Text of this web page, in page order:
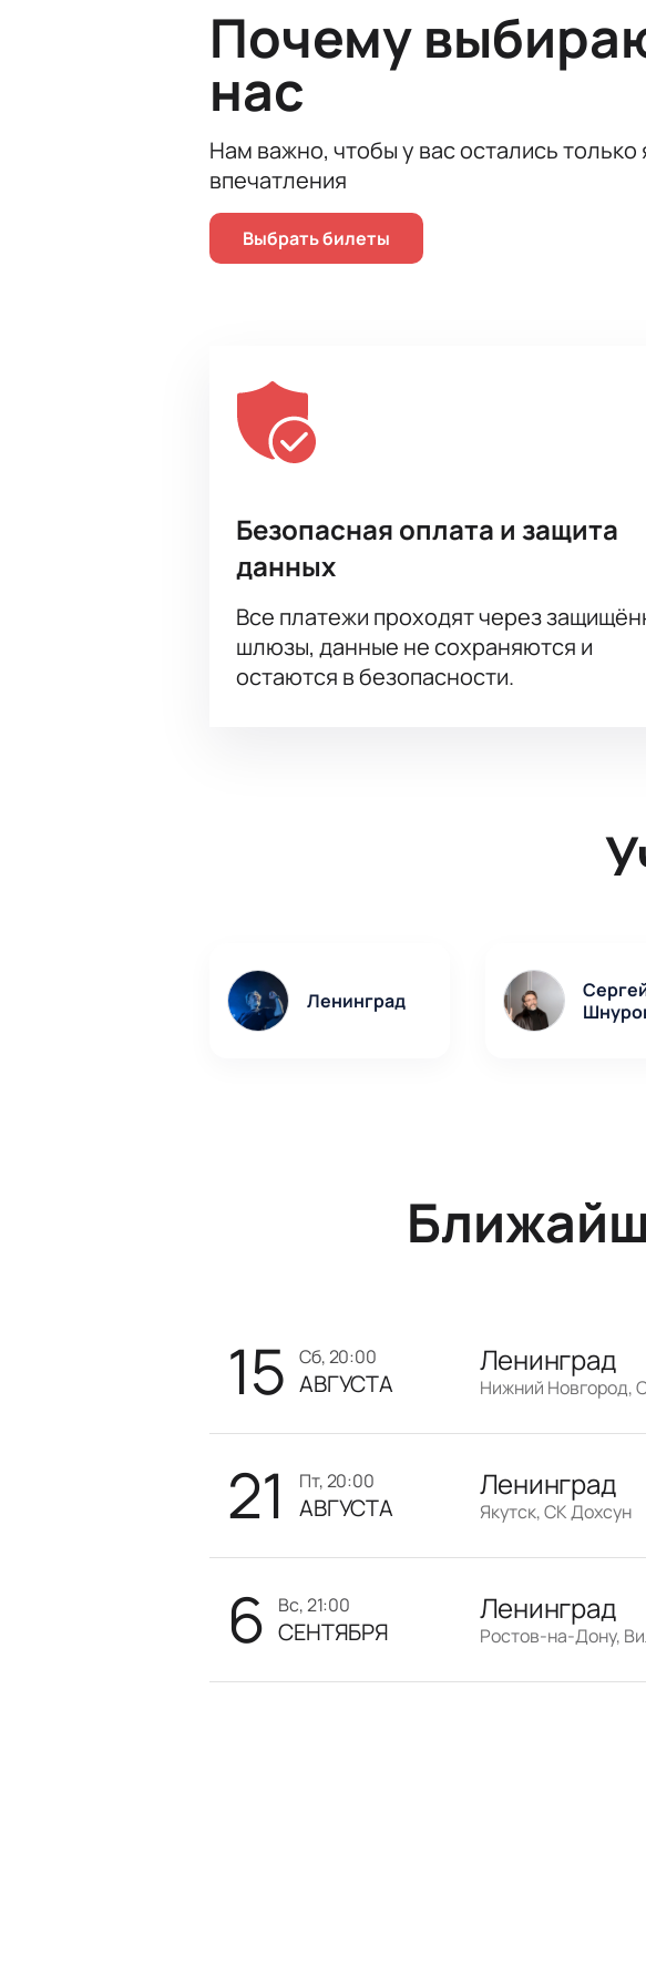
Безопасная оплата через интернет
Возможность оформить заказ по звонку
Поддержка менеджера по любым вопросам
Не пропустите возможность стать частью
Почему
нас
Нам важно, чтобы у вас остались только
впечатления
Выбрать билеты
Безопасная оплата и защита
данных
Все платежи проходят через
шлюзы, данные не сохраняются и
остаются в безопасности.
Ленинград
15 сб, 20:00
АВГУСТА
Ленинград
21 пт, 20:00
АВГУСТА
Ленинград
Якутск, СК Дохсун
6 вс, 21:00
СЕНТЯБРЯ
Ленинград
Ростов-на-Дону,